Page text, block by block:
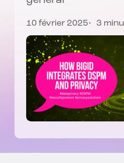
10 février 2025 3